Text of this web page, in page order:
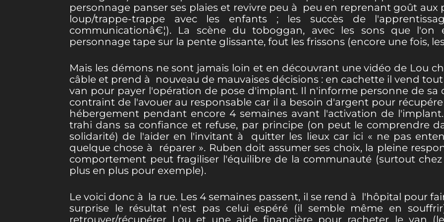
personnage panser ses plaies et revivre peu à peu en reprenant goût aux
loup/trappe-trappe avec les enfants ; les succès de
communicationâ€¦). La scène du toboggan, avec les sons que
personnage tape sur la pente glissante, fout les frissons (encore une fois,
Mais les démons ne sont jamais loin et en découvrant une vidéo de Lou
câble et prend à nouveau de mauvaises décisions : en cachette il vend
van pour payer l'opération de pose d'implant. Il n'informe personne de sa
contraint de l'avouer au responsable car il a besoin d'argent pour
hébergement pendant encore 4 semaines avant l'activation de
trahi dans sa confiance et refuse, par principe (on peut le comprendre
solidarité) de l'aider en l'invitant à quitter les lieux car ici « ne pas
quelque chose à réparer ». Ruben doit assumer ses choix, la pleine
comportement peut fragiliser l'équilibre de la communauté (surtout
plus en plus pour exemple).
Le voici donc à la rue. Les 4 semaines passent, il se rend à l'hôpital pour
surprise le résultat n'est pas celui espéré (il semble même en
retrouver/récupérer Lou et une aide financière pour racheter le van